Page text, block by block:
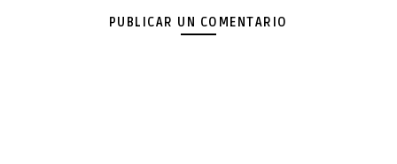
PUBLICAR UN COMENTARIO